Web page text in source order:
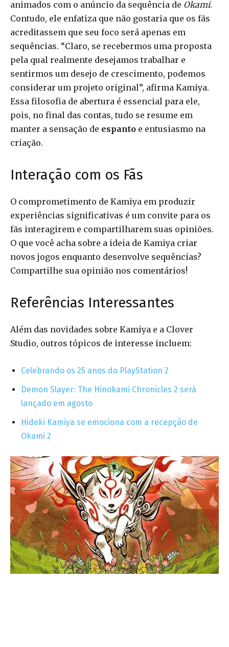
animados com o anúncio da sequência de Okami.
Contudo, ele enfatiza que não gostaria que os fãs
acreditassem que seu foco será apenas em
sequências. “Claro, se recebermos uma proposta
pela qual realmente desejamos trabalhar e
sentirmos um desejo de crescimento, podemos
considerar um projeto original”, afirma Kamiya.
Essa filosofia de abertura é essencial para ele,
pois, no final das contas, tudo se resume em
manter a sensação de espanto e entusiasmo na
criação.
Interação com os Fãs
O comprometimento de Kamiya em produzir
experiências significativas é um convite para os
fãs interagirem e compartilharem suas opiniões.
O que você acha sobre a ideia de Kamiya criar
novos jogos enquanto desenvolve sequências?
Compartilhe sua opinião nos comentários!
Referências Interessantes
Além das novidades sobre Kamiya e a Clover
Studio, outros tópicos de interesse incluem:
Celebrando os 25 anos do PlayStation 2
Demon Slayer: The Hinokami Chronicles 2 será
lançado em agosto
Hideki Kamiya se emociona com a recepção de
Okami 2